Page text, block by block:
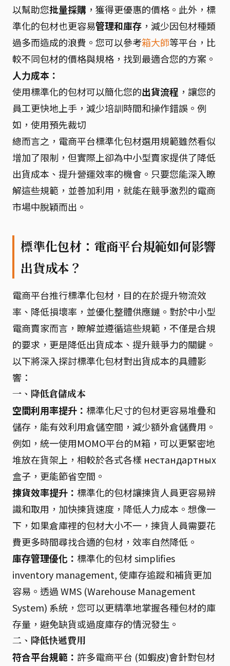
以幫助您批量採購 ，獲得更優惠的價格。此外，標
準化的包材也更容易管理和庫存 ，減少因包材種類
過多而造成的浪費。您可以參考箱大師等平台，比
較不同包材的價格與規格，找到最適合您的方案。
人力成本：
使用標準化的包材可以簡化您的出貨流程 ，讓您的
員工更快地上手，減少培訓時間和操作錯誤。例
如，使用預先裁切
總而言之，電商平台標準化包材選用規範雖然看似
增加了限制，但實際上卻為中小型賣家提供了降低
出貨成本、提升營運效率的機會。只要您能深入瞭
解這些規範，並善加利用，就能在競爭激烈的電商
市場中脫穎而出。
標準化包材：電商平台規範如何影響
出貨成本？
電商平台推行標準化包材，目的在於提升物流效
率、降低損壞率，並優化整體供應鏈。對於中小型
電商賣家而言，瞭解並遵循這些規範，不僅是合規
的要求，更是降低出貨成本、提升競爭力的關鍵。
以下將深入探討標準化包材對出貨成本的具體影
響：
一、降低倉儲成本
空間利用率提升： 標準化尺寸的包材更容易堆疊和
儲存，能有效利用倉儲空間，減少額外倉儲費用。
例如，統一使用MOMO平台的M箱，可以更緊密地
堆放在貨架上，相較於各式各樣 нестандартных
盒子，更能節省空間。
揀貨效率提升： 標準化的包材讓揀貨人員更容易辨
識和取用，加快揀貨速度，降低人力成本。想像一
下，如果倉庫裡的包材大小不一，揀貨人員需要花
費更多時間尋找合適的包材，效率自然降低。
庫存管理優化： 標準化的包材 simplifies
inventory management, 使庫存追蹤和補貨更加
容易。透過 WMS (Warehouse Management
System) 系統，您可以更精準地掌握各種包材的庫
存量，避免缺貨或過度庫存的情況發生。
二、降低快遞費用
符合平台規範： 許多電商平台 (如蝦皮)會針對包材